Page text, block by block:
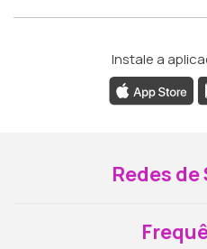
Instale a
Redes